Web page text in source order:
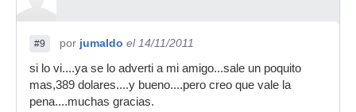
#9 por jumaldo el 14/11/2011
si lo vi....ya se lo adverti a mi amigo...sale un poquito
mas,389 dolares....y bueno....pero creo que vale la
pena....muchas gracias.